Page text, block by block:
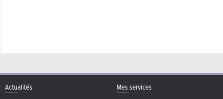
Actualités
Mes services